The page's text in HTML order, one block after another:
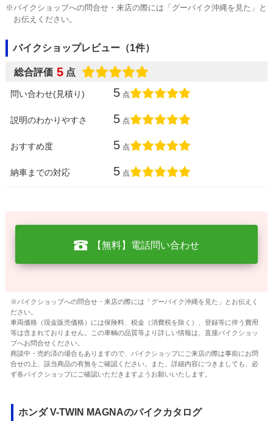
※バイクショップへの問合せ・来店の際には「グーバイク沖縄を見た」と
お伝えください。
バイクショップレビュー（1件）
総合評価 5 点
問い合わせ(見積り) 5 点
説明のわかりやすさ 5 点
おすすめ度 5 点
納車までの対応 5 点
【無料】電話問い合わせ
※バイクショップへの問合せ・来店の際には「グーバイク沖縄を見た」とお伝えく
ださい。
車両価格（現金販売価格）には保険料、税金（消費税を除く）、登録等に伴う費用
等は含まれておりません。この車輌の品質等より詳しい情報は、直接バイクショッ
プへお問合せください。
商談中・売約済の場合もありますので、バイクショップにご来店の際は事前にお問
合せの上、該当商品の有無をご確認ください。また、詳細内容につきましても、必
ず各バイクショップにご確認いただきますようお願いいたします。
ホンダ V-TWIN MAGNAのバイクカタログ